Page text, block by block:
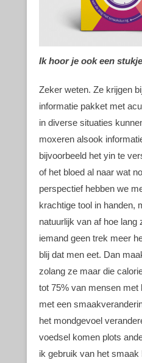
Ik hoor je ook een
Zeker weten. Ze krijgen
informatie pakket met
in diverse situaties
moxeren alsook
bijvoorbeeld het yin te
of het bloed al naar wat
perspectief hebben we
krachtige tool in handen,
natuurlijk van af hoe
iemand geen trek meer
blij dat men eet. Dan
zolang ze maar die
tot 75% van mensen
met een
het mondgevoel
voedsel komen plots
ik gebruik van het